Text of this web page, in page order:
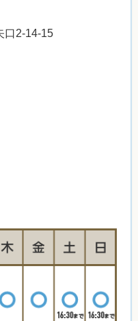
口2-14-15